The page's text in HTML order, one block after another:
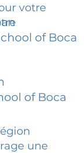
votre
of Boca
of Boca
une